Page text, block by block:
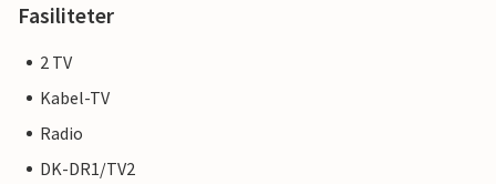
Fasiliteter
2 TV
Kabel-TV
Radio
DK-DR1/TV2